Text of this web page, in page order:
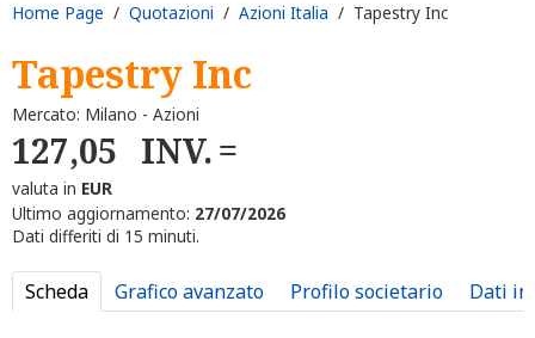
Home Page / Quotazioni / Azioni Italia / Tapestry Inc
Tapestry Inc
Mercato: Milano - Azioni
127,05 INV.
valuta in EUR
Ultimo aggiornamento: 27/07/2026
Dati differiti di 15 minuti.
Scheda Grafico avanzato Profilo societario Dati